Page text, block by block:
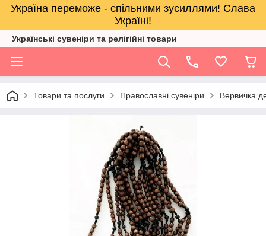
Україна переможе - спільними зусиллями! Слава
Україні!
Українські сувеніри та релігійнi товари
Товари та послуги Православні сувеніри Вервичка